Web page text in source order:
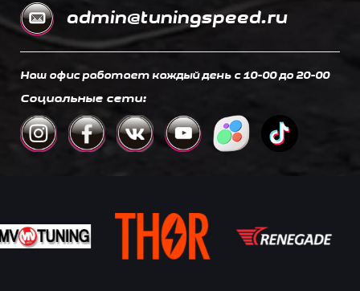
admin@tuningspeed.ru
Наш офис работает каждый день c 10-00 до 20-00
Социальные сети: